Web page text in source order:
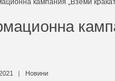
кампания „Вземи
Новини